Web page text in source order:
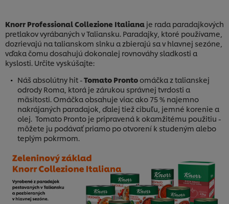
Knorr Professional Collezione Italiana je rada paradajkových
pretlakov vyrábaných v Taliansku. Paradajky, ktoré používame,
dozrievajú na talianskom slnku a zbierajú sa v hlavnej sezóne,
vďaka čomu dosahujú dokonalej rovnováhy sladkosti a
kyslosti. Určite vyskúšajte:
Náš absolútny hit -Tomato Prontoomáčka z talianskej
odrody Roma, ktorá je zárukou správnej tvrdosti a
mäsitosti. Omáčka obsahuje viac ako 75 % najemno
nakrájaných paradajok, ďalej tiež cibuľu, jemné korenie a
olej. Tomato Pronto je pripravená k okamžitému použitiu -
môžete ju podávať priamo po otvorení k studeným alebo
teplým pokrmom.